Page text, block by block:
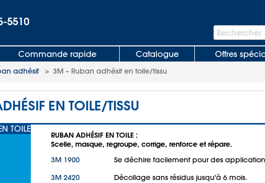
5510
Barre
de
recherche
Rechercher
Commande rapide Catalogue Offres
adhésif > 3M – Ruban adhésif en toile/tissu
EN TOILE/TISSU
TOILE
RUBAN ADHÉSIF EN TOILE :
Scelle, masque, regroupe, corrige, renforce et répare.
3M 1900
Se déchire facilement pour des
3M 2420
Décollage sans résidus jusqu'à 6 mois.